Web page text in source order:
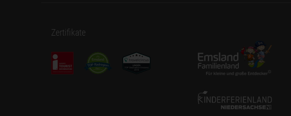
Zertifikate